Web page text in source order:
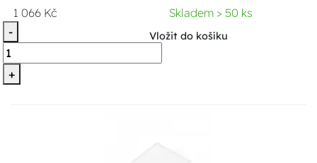
1 066 Kč
Skladem > 50 ks
-
+
Vložit do košíku